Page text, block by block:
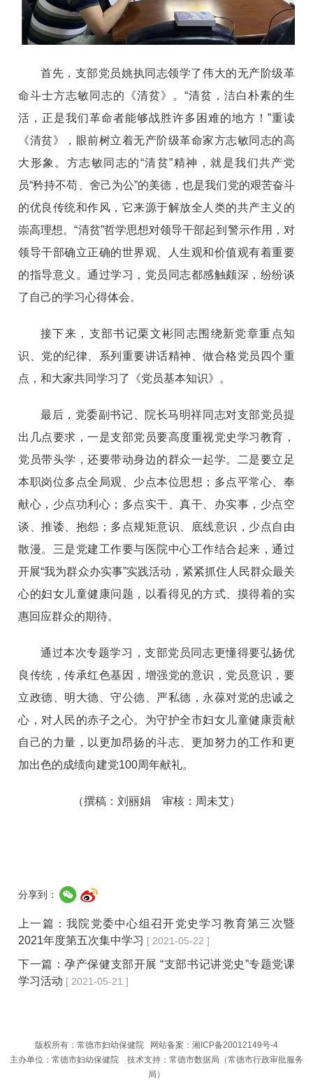
首先，支部党员姚执同志领学了伟大的无产阶级革
命斗士方志敏同志的《清贫》。“清贫，洁白朴素的生
活，正是我们革命者能够战胜许多困难的地方！”重读
《清贫》，眼前树立着无产阶级革命家方志敏同志的高
大形象。方志敏同志的“清贫”精神，就是我们共产党
员“矜持不苟、舍己为公”的美德，也是我们党的艰苦奋斗
的优良传统和作风，它来源于解放全人类的共产主义的
崇高理想。“清贫”哲学思想对领导干部起到警示作用，对
领导干部确立正确的世界观、人生观和价值观有着重要
的指导意义。通过学习，党员同志都感触颇深，纷纷谈
了自己的学习心得体会。
接下来，支部书记栗文彬同志围绕新党章重点知
识、党的纪律、系列重要讲话精神、做合格党员四个重
点，和大家共同学习了《党员基本知识》。
最后，党委副书记、院长马明祥同志对支部党员提
出几点要求，一是支部党员要高度重视党史学习教育，
党员带头学，还要带动身边的群众一起学。二是要立足
本职岗位多点全局观、少点本位思想；多点平常心、奉
献心，少点功利心；多点实干、真干、办实事，少点空
谈、推诿、抱怨；多点规矩意识、底线意识，少点自由
散漫。三是党建工作要与医院中心工作结合起来，通过
开展“我为群众办实事”实践活动，紧紧抓住人民群众最关
心的妇女儿童健康问题，以看得见的方式、摸得着的实
惠回应群众的期待。
通过本次专题学习，支部党员同志更懂得要弘扬优
良传统，传承红色基因，增强党的意识，党员意识，要
立政德、明大德、守公德、严私德，永葆对党的忠诚之
心，对人民的赤子之心。为守护全市妇女儿童健康贡献
自己的力量，以更加昂扬的斗志、更加努力的工作和更
加出色的成绩向建党100周年献礼。
（撰稿：刘丽娟 审核：周未艾）
分享到：
上一篇：我院党委中心组召开党史学习教育第三次暨
2021年度第五次集中学习 [ 2021-05-22 ]
下一篇：孕产保健支部开展 “支部书记讲党史”专题党课
学习活动 [ 2021-05-21 ]
版权所有：常德市妇幼保健院 网站备案： 湘ICP备20012149号-4
主办单位：常德市妇幼保健院 技术支持：常德市数据局（常德市行政审批服务
局）